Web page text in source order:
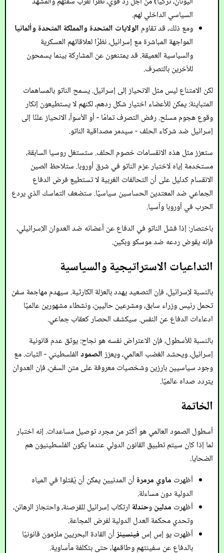
السياسي الداخلي لهم.
ومع ذلك، قد تقاوم الولايات المتحدة والمملكة المتحدة وألمانيا
المواجهة المباشرة مع إسرائيل، نظرًا لعلاقاتهم العسكرية
والسياسية العميقة. قد يمتنعون عن المشاركة بينما يسمحون
للآخرين بالتصرف.
لكن الامتناع ليس مثل الانحياز إلى إسرائيل. يسمح الناتو بالمساهمات
المتباينة: يمكن للأعضاء اختيار شكل ردهم، لكنهم لا يستطيعون إنكار
وقوع هجوم مسلح. رفض التصرف تمامًا - أو الأسوأ، الانحياز علنًا إلى
إسرائيل ضد شركاء الحلف - سيدمر مصداقية الناتو.
ستعزز مثل هذه الانقسامات خصوم الحلف. ستستغل روسيا السابقة،
مستخدمة إياه لاختبار عزم الناتو في شرق أوروبا. ستلاحظ الصين
الانقسام كدليل على أن التحالفات الغربية لا تستطيع فرض الدفاع
الجماعي ضد المعتدين الحساسين سياسيًا. ستضعف التماسك الذي يردع
الحرب في أوروبا وآسيا.
باختصار: إذا فشل الناتو في الدفاع عن أعضائه ضد العدوان الإسرائيلي،
فإنه يقوض ردعه ضد موسكو وبكين.
التداعيات الاستراتيجية والسياسية
بالنسبة لإسرائيل، فإن التصعيد يهدد بالعزلة الكارثية. سيهدم مهاجمة سفن
تحمل رئيس وزراء سابق، ومشرعين حاليين، ونشطاء مشهورين عالميًا
ادعاءات الدفاع عن النفس. سيكشف الحصار كعقاب جماعي.
بالنسبة للأسطول، فإن الاعتراض نفسه هو نجاح: يوثق عدم قانونية
إسرائيل، ويحشد الغضب العالمي، ويعززالصمودالفلسطيني - الثبات. مع
وجود سياسيين بارزين وشخصيات معروفة على متن السفن، فإن العدوان
يتردد صداه عالميًا.
الخاتمة
أسطول الصمود العالمي هو أكثر من مجرد توصيل مساعدات. إنه اختبار
لما إذا كان سيتم تطبيق القانون الدولي عندما يكون الفلسطينيون هم
الضحايا.
أظهرت ماوي مرمرة أن المدنيين يمكن أن يُقتلوا في المياه
الدولية دون مساءلة.
أظهرت مدلينوحندلة ارتكاب إسرائيل للقرصنة، واحتجاز الرهائن،
وتحدي محكمة العدل الدولية لفرض المجاعة.
أظهرت يو إس إس فينسينزأن القادة البحريين ملزمون قانونيًا
بالدفاع عن سفينتهم وطاقمها، حتى بتكلفة مأساوية.